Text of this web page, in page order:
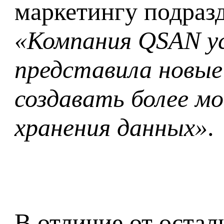
маркетингу
«Компания QSAN
представила
создавать более
хранения данных».